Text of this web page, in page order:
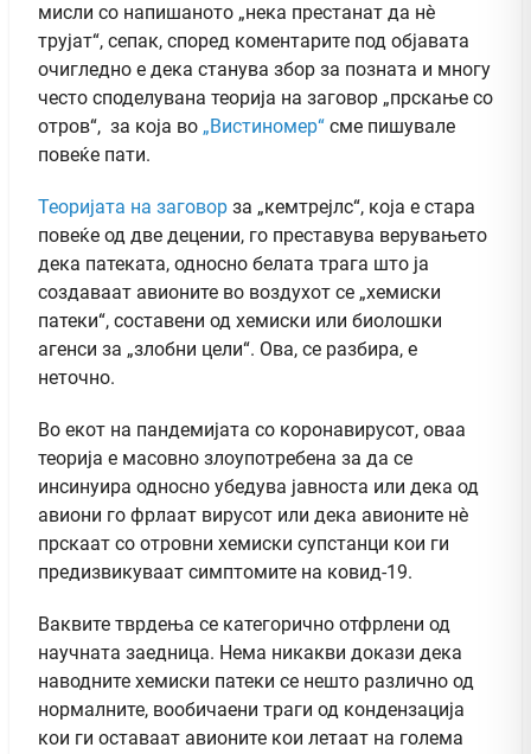
мисли со напишаното „нека престанат да нè
трујат“, сепак, според коментарите под објавата
очигледно е дека станува збор за позната и многу
често споделувана теорија на заговор „прскање со
отров“, за која во „Вистиномер“ сме пишувале
повеќе пати.
Теоријата на заговор за „кемтрејлс“, која е стара
повеќе од две децении, го преставува верувањето
дека патеката, односно белата трага што ја
создаваат авионите во воздухот се „хемиски
патеки“, составени од хемиски или биолошки
агенси за „злобни цели“. Ова, се разбира, е
неточно.
Во екот на пандемијата со коронавирусот, оваа
теорија е масовно злоупотребена за да се
инсинуира односно убедува јавноста или дека од
авиони го фрлаат вирусот или дека авионите нè
прскаат со отровни хемиски супстанци кои ги
предизвикуваат симптомите на ковид-19.
Ваквите тврдења се категорично отфрлени од
научната заедница. Нема никакви докази дека
наводните хемиски патеки се нешто различно од
нормалните, вообичаени траги од кондензација
кои ги оставаат авионите кои летаат на голема